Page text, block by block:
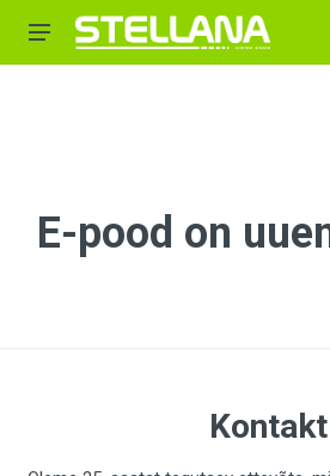
E-pood on
Kontakt